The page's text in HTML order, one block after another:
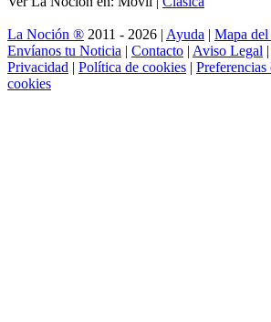
La Noción ® 2011 - 2026 | Ayuda | Mapa
Envíanos tu Noticia | Contacto | Aviso Legal |
Privacidad | Política de cookies |
cookies